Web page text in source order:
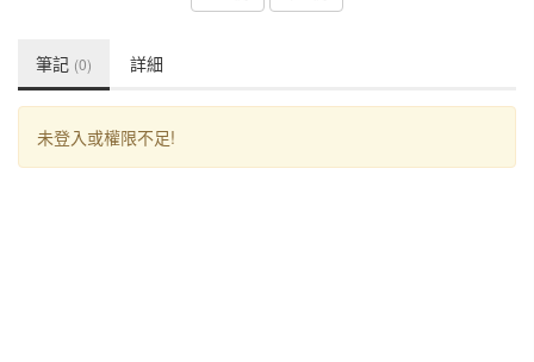
筆記 (0) 詳細
未登入或權限不足!